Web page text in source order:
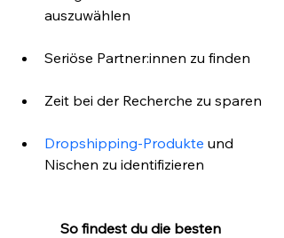
auszuwählen
Seriöse Partner:innen zu finden
Zeit bei der Recherche zu sparen
Dropshipping-Produkte und
Nischen zu identifizieren
So findest du die besten